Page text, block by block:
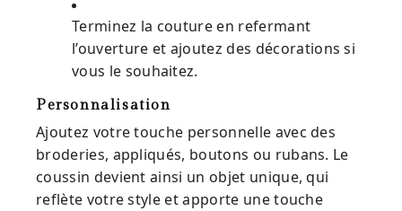
Terminez la couture en refermant
l’ouverture et ajoutez des décorations si
vous le souhaitez.
Personnalisation
Ajoutez votre touche personnelle avec des
broderies, appliqués, boutons ou rubans. Le
coussin devient ainsi un objet unique, qui
reflète votre style et apporte une touche